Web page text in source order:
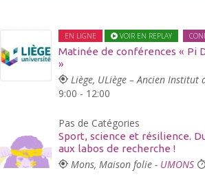
EN LIGNE VOIR EN REPLAY
Matinée de conférences « Pi
»
Liège, ULiège – Ancien Institut
9:00 - 12:00
Pas de Catégories
Sport, science et résilience.
aux labos de recherche !
Mons, Maison folie - UMONS